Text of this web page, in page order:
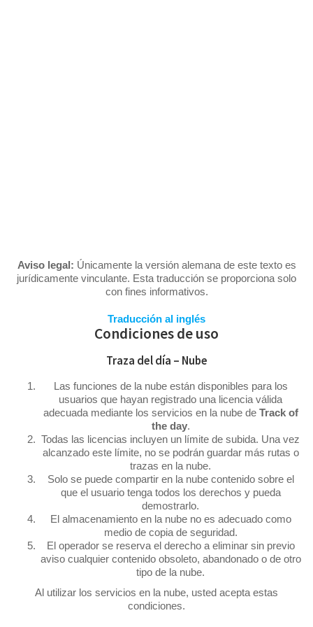
Aviso legal: Únicamente la versión alemana de este texto es
jurídicamente vinculante. Esta traducción se proporciona solo
con fines informativos.
Traducción al inglés
Condiciones de uso
Traza del día – Nube
Las funciones de la nube están disponibles para los
usuarios que hayan registrado una licencia válida
adecuada mediante los servicios en la nube de Track of
the day.
Todas las licencias incluyen un límite de subida. Una vez
alcanzado este límite, no se podrán guardar más rutas o
trazas en la nube.
Solo se puede compartir en la nube contenido sobre el
que el usuario tenga todos los derechos y pueda
demostrarlo.
El almacenamiento en la nube no es adecuado como
medio de copia de seguridad.
El operador se reserva el derecho a eliminar sin previo
aviso cualquier contenido obsoleto, abandonado o de otro
tipo de la nube.
Al utilizar los servicios en la nube, usted acepta estas
condiciones.